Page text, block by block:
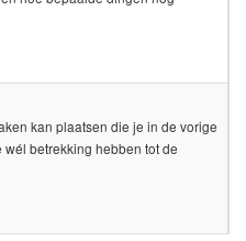
kan plaatsen die je in de vorige
betrekking hebben tot de